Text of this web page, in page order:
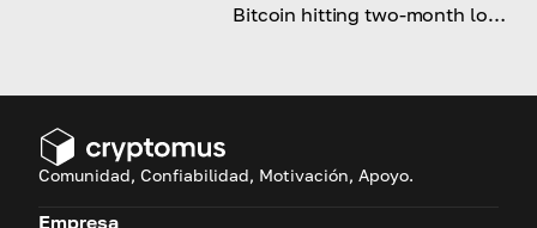
Bitcoin hitting two-month low
Comunidad, Confiabilidad, Motivación, Apoyo.
Empresa